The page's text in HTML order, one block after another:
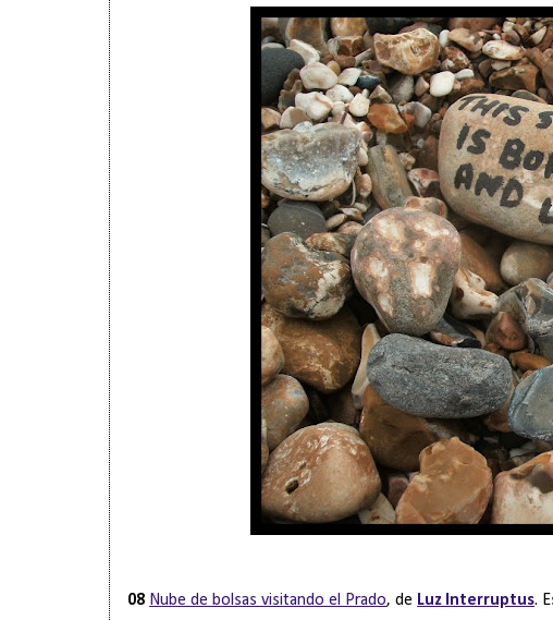
08 Nube de bolsas visitando el Prado, de Luz Interruptus.